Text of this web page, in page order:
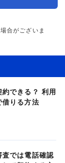
合がございま
できる？ 利用
借りる方法
では電話確認